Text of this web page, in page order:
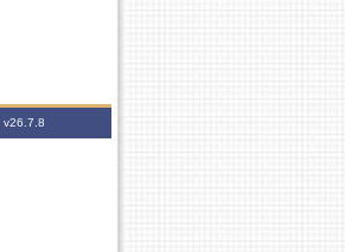
v26.7.8